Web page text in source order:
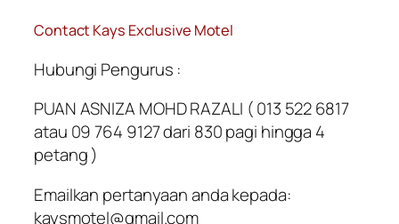
Contact Kays Exclusive Motel
Hubungi Pengurus :
PUAN ASNIZA MOHD RAZALI ( 013 522 6817
atau 09 764 9127 dari 830 pagi hingga 4
petang )
Emailkan pertanyaan anda kepada:
kaysmotel@gmail.com